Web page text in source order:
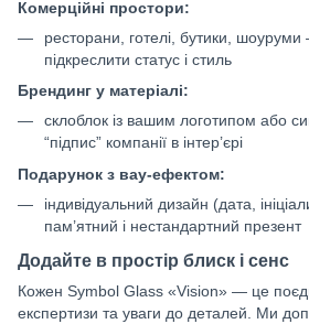
Комерційні простори:
ресторани, готелі, бутики,
підкреслити статус і стиль
Брендинг у матеріалі:
склоблок із вашим логотипом або
“підпис” компанії в інтер’єрі
Подарунок з вау-ефектом:
індивідуальний дизайн (дата,
пам’ятний і нестандартний презент
Додайте в простір блиск і сенс
Кожен Symbol Glass «Vision» — це
експертизи та уваги до деталей. Ми